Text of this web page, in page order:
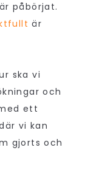
påbörjat.
är
ska vi
och
ett
vi kan
gjorts och